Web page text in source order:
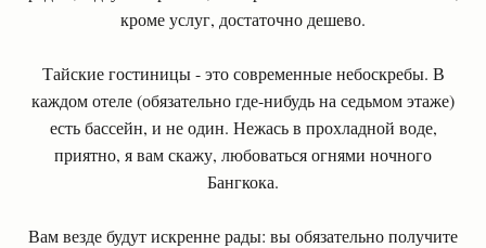
кроме услуг, достаточно дешево.
Тайские гостиницы - это современные небоскребы. В
каждом отеле (обязательно где-нибудь на седьмом этаже)
есть бассейн, и не один. Нежась в прохладной воде,
приятно, я вам скажу, любоваться огнями ночного
Бангкока.
Вам везде будут искренне рады: вы обязательно получите